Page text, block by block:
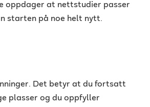
oppdager at nettstudier passer
starten på noe helt nytt.
Det betyr at du fortsatt
plasser og du oppfyller